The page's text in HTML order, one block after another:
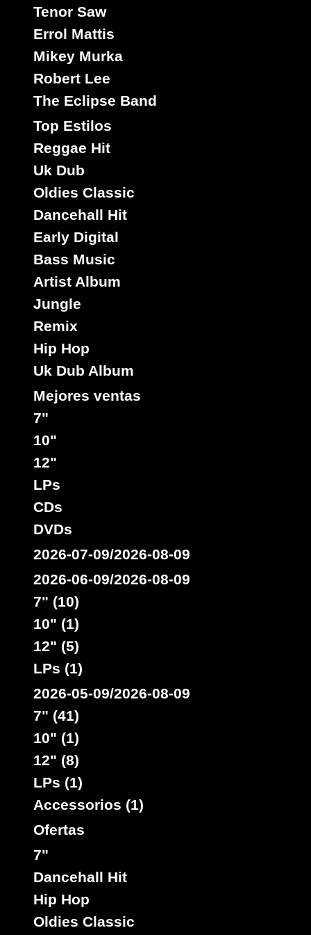
Tenor Saw
Errol Mattis
Mikey Murka
Robert Lee
The Eclipse Band
Top Estilos
Reggae Hit
Uk Dub
Oldies Classic
Dancehall Hit
Early Digital
Bass Music
Artist Album
Jungle
Remix
Hip Hop
Uk Dub Album
Mejores ventas
7"
10"
12"
LPs
CDs
DVDs
2026-07-09/2026-08-09
2026-06-09/2026-08-09
7" (10)
10" (1)
12" (5)
LPs (1)
2026-05-09/2026-08-09
7" (41)
10" (1)
12" (8)
LPs (1)
Accessorios (1)
Ofertas
7"
Dancehall Hit
Hip Hop
Oldies Classic